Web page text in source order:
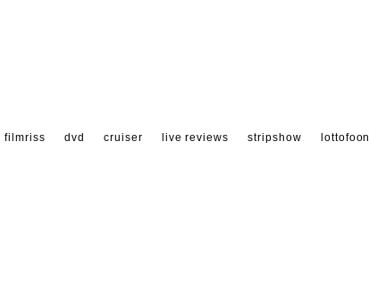
filmriss dvd cruiser live reviews stripshow lottofoon